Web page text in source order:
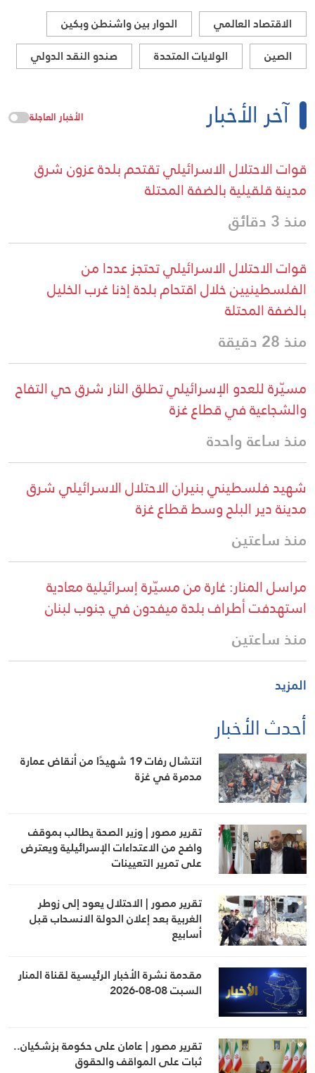
الاقتصاد العالمي
الحوار بين واشنطن وبكين
الصين
الولايات المتحدة صندو النقد الدولي
آخر الأخبار الأخبار العاجلة
قوات الاحتلال الاسرائيلي تقتحم بلدة عزون شرق
مدينة قلقيلية بالضفة المحتلة
منذ 3 دقائق
قوات الاحتلال الاسرائيلي تحتجز عددا من
الفلسطينيين خلال اقتحام بلدة إذنا غرب الخليل
بالضفة المحتلة
منذ 28 دقيقة
مسيّرة للعدو الإسرائيلي تطلق النار شرق حي التفاح
والشجاعية في قطاع غزة
منذ ساعة واحدة
شهيد فلسطيني بنيران الاحتلال الاسرائيلي شرق
مدينة دير البلح وسط قطاع غزة
منذ ساعتين
مراسل المنار: غارة من مسيّرة إسرائيلية معادية
استهدفت أطراف بلدة ميفدون في جنوب لبنان
منذ ساعتين
المزيد
أحدث الأخبار
انتشال رفات 19 شهيدًا من أنقاض عمارة
مدمرة في غزة
تقرير مصور | وزير الصحة يطالب بموقف
واضح من الاعتداءات الإسرائيلية ويعترض
على تمرير التعيينات
تقرير مصور | الاحتلال يعود إلى زوطر
الغربية بعد إعلان الدولة الانسحاب قبل
أسابيع
مقدمة نشرة الأخبار الرئيسية لقناة المنار
السبت 08-08-2026
تقرير مصور | عامان على حكومة بزشكيان..
ثبات على المواقف والحقوق